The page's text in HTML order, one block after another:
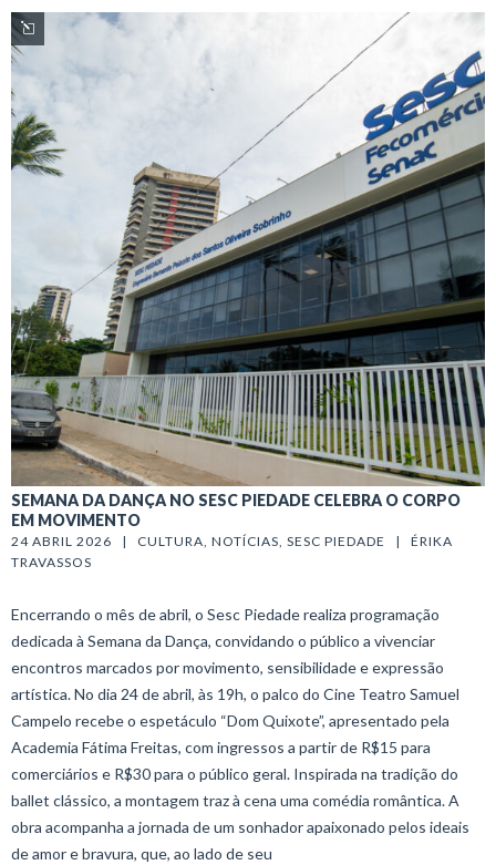
SEMANA DA DANÇA NO SESC PIEDADE CELEBRA O CORPO
EM MOVIMENTO
24 ABRIL 2026   | CULTURA, NOTÍCIAS, SESC PIEDADE
   |
ÉRIKA
TRAVASSOS
Encerrando o mês de abril, o Sesc Piedade realiza programação
dedicada à Semana da Dança, convidando o público a vivenciar
encontros marcados por movimento, sensibilidade e expressão
artística. No dia 24 de abril, às 19h, o palco do Cine Teatro Samuel
Campelo recebe o espetáculo “Dom Quixote”, apresentado pela
Academia Fátima Freitas, com ingressos a partir de R$15 para
comerciários e R$30 para o público geral. Inspirada na tradição do
ballet clássico, a montagem traz à cena uma comédia romântica. A
obra acompanha a jornada de um sonhador apaixonado pelos ideais
de amor e bravura, que, ao lado de seu